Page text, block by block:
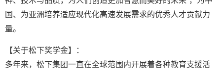
国、为亚洲培养适应现代化高速发展需求的优秀人才贡献力
量。
【关于松下奖学金】：
多年来，松下集团一直在全球范围内开展着各种教育支援活